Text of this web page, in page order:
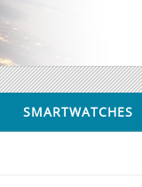
SMARTWATCHES